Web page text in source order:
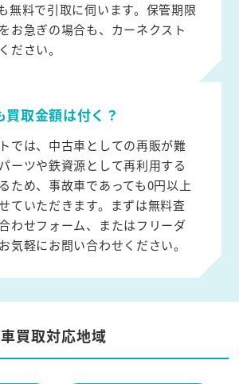
無料で引取に伺います。保管期限
お急ぎの場合も、カーネクスト
ださい。
買取金額は付く？
では、中古車としての再販が難
ーツや鉄資源として再利用する
ため、事故車であっても0円以上
ていただきます。まずは無料査
わせフォーム、またはフリーダ
気軽にお問い合わせください。
買取対応地域